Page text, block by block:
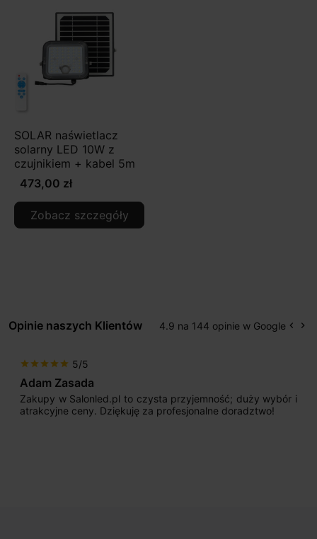
SOLAR naświetlacz
solarny LED 10W z
czujnikiem + kabel 5m
473,00 zł
Zobacz szczegóły
Opinie naszych Klientów 4.9 na 144 opinie w Google keyboard_arrow_left keyboard_arrow_right
star star star star star 5/5
Adam Zasada
Zakupy w Salonled.pl to czysta przyjemność; duży wybór i
atrakcyjne ceny. Dziękuję za profesjonalne doradztwo!